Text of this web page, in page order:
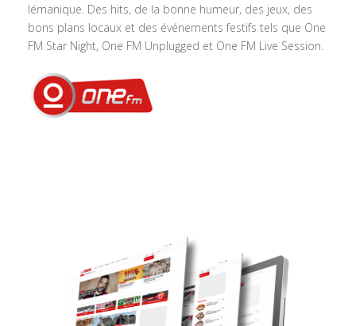
lémanique. Des hits, de la bonne humeur, des jeux, des
bons plans locaux et des événements festifs tels que One
FM Star Night, One FM Unplugged et One FM Live Session.